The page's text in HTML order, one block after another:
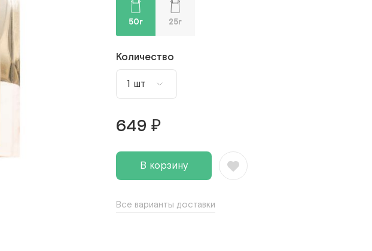
50г 25г
Количество
1 шт
3 шт
5 шт
649 ₽
В корзину
Все варианты доставки